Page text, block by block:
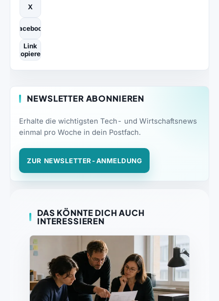
X
Facebook
Link
kopieren
NEWSLETTER ABONNIEREN
Erhalte die wichtigsten Tech- und Wirtschaftsnews
einmal pro Woche in dein Postfach.
ZUR NEWSLETTER-ANMELDUNG
DAS KÖNNTE DICH AUCH
INTERESSIEREN